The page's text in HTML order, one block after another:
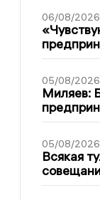
06/08/2026
05/08/2026
Миляев:
05/08/2026
Всякая